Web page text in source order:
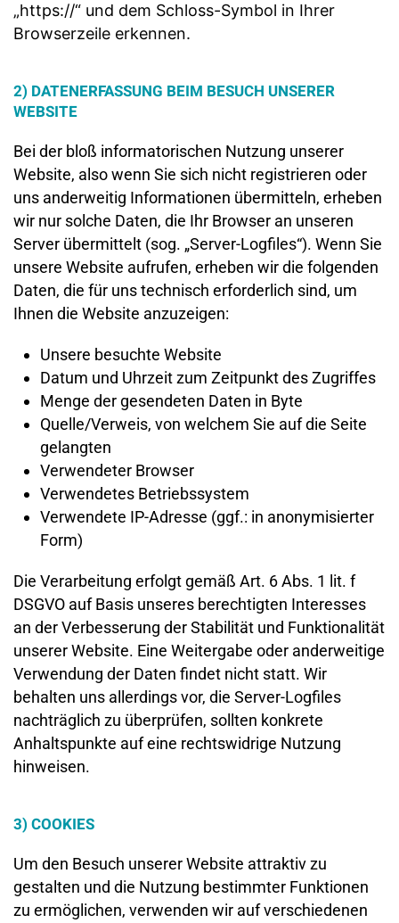
„https://“ und dem Schloss-Symbol in Ihrer
Browserzeile erkennen.
2) DATENERFASSUNG BEIM BESUCH UNSERER
WEBSITE
Bei der bloß informatorischen Nutzung unserer
Website, also wenn Sie sich nicht registrieren oder
uns anderweitig Informationen übermitteln, erheben
wir nur solche Daten, die Ihr Browser an unseren
Server übermittelt (sog. „Server-Logfiles“). Wenn Sie
unsere Website aufrufen, erheben wir die folgenden
Daten, die für uns technisch erforderlich sind, um
Ihnen die Website anzuzeigen:
Unsere besuchte Website
Datum und Uhrzeit zum Zeitpunkt des Zugriffes
Menge der gesendeten Daten in Byte
Quelle/Verweis, von welchem Sie auf die Seite
gelangten
Verwendeter Browser
Verwendetes Betriebssystem
Verwendete IP-Adresse (ggf.: in anonymisierter
Form)
Die Verarbeitung erfolgt gemäß Art. 6 Abs. 1 lit. f
DSGVO auf Basis unseres berechtigten Interesses
an der Verbesserung der Stabilität und Funktionalität
unserer Website. Eine Weitergabe oder anderweitige
Verwendung der Daten findet nicht statt. Wir
behalten uns allerdings vor, die Server-Logfiles
nachträglich zu überprüfen, sollten konkrete
Anhaltspunkte auf eine rechtswidrige Nutzung
hinweisen.
3) COOKIES
Um den Besuch unserer Website attraktiv zu
gestalten und die Nutzung bestimmter Funktionen
zu ermöglichen, verwenden wir auf verschiedenen